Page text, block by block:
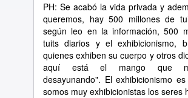
PH: Se acabó la vida privada y
queremos, hay 500 millones de
según leo en la información, 500
tuits diarios y el exhibicionismo,
quienes exhiben su cuerpo y otros
aquí está el mango que
desayunando". El exhibicionismo
somos muy exhibicionistas los seres